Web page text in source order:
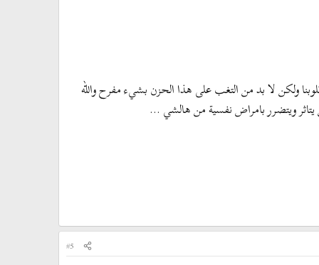
ولكن لا بد من التغب على هذا الحزن بشيء مفرح والله
يتاثر ويتضرر بامراض نفسية من هالشي ...
#5